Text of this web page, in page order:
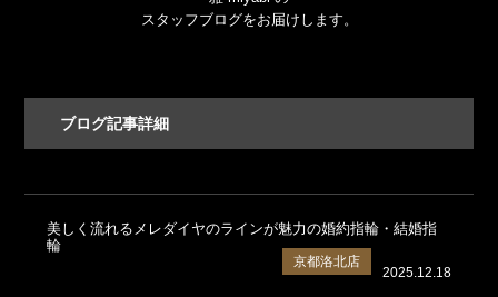
スタッフブログをお届けします。
ブログ記事詳細
美しく流れるメレダイヤのラインが魅力の婚約指輪・結婚指
輪
2025.12.18
京都洛北店